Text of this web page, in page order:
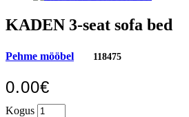
KADEN 3-seat sofa bed
Pehme mööbel 118475
0.00€
Kogus